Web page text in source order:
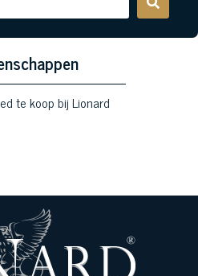
te koop bij Lionard